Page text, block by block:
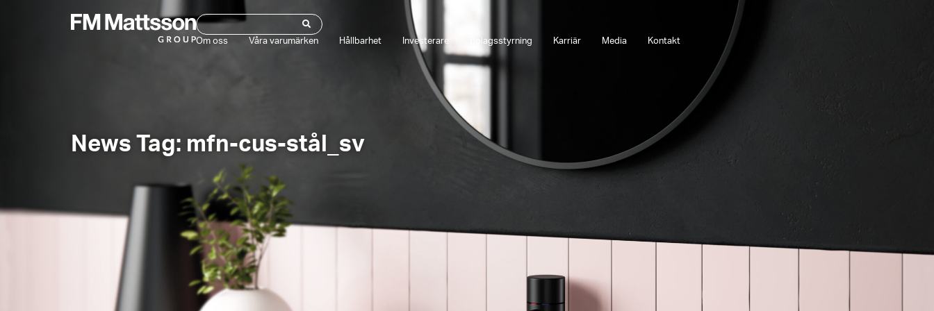
Om oss Våra varumärken Hållbarhet Investerare Bolagsstyrning Karriär Media Kontakt
News Tag: mfn-cus-stål_sv